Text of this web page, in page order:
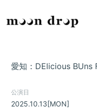
SCHEDULE
VIDEO
愛知：DElicious BUns
公演日
2025.10.13[MON]